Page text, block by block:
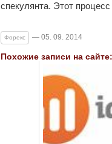
спекулянта. Этот
Форекс — 05. 09. 2014
Похожие записи на сайте: